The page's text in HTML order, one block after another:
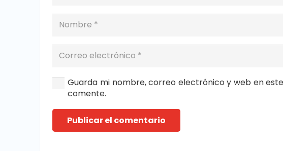
Guarda mi nombre, correo electrónico y web en
comente.
Publicar el comentario